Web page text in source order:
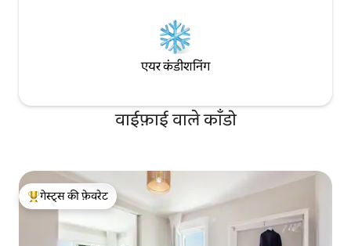
एयर कंडीशनिंग
वाईफ़ाई वाले काँडो
गेस्ट्स का टॉप फ़ेवरेट
गेस्ट्स की फ़ेवरेट